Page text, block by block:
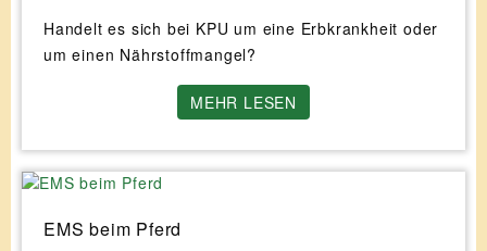
Handelt es sich bei KPU um eine Erbkrankheit oder
um einen Nährstoffmangel?
MEHR LESEN
EMS beim Pferd